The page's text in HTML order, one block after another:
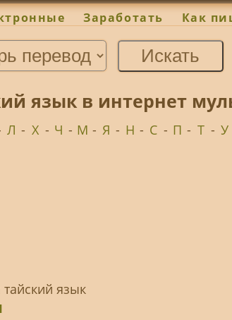
Заработать Как
язык в интернет
Л - Х - Ч - М - Я - Н - С - П - Т - У
тайский язык